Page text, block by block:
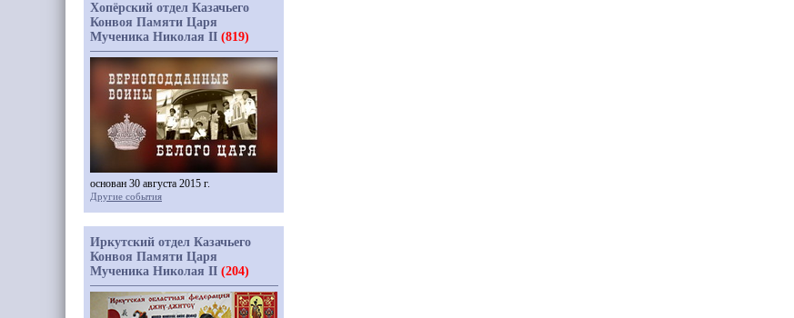
Хопёрский отдел Казачьего
Конвоя Памяти Царя
Мученика Николая II (819)
основан 30 августа 2015 г.
Другие события
Иркутский отдел Казачьего
Конвоя Памяти Царя
Мученика Николая II (204)